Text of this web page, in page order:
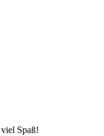
Spaß!